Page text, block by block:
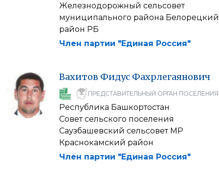
Железнодорожный сельсовет
муниципального района Белорецкий
район РБ
Член партии "Единая Россия"
Вахитов Фидус Фахрлегаянович
ПРЕДСТАВИТЕЛЬНЫЙ ОРГАН ПОСЕЛЕНИЯ
Республика Башкортостан
Совет сельского поселения
Саузбашевский сельсовет МР
Краснокамский район
Член партии "Единая Россия"